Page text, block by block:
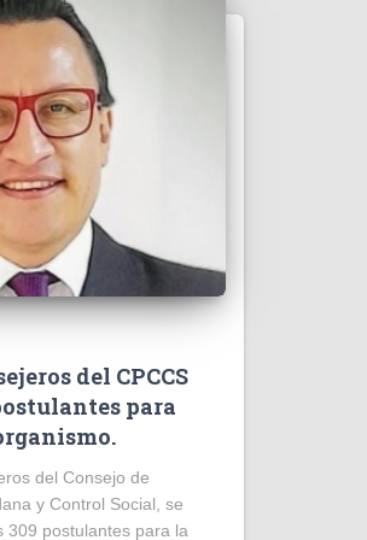
del CPCCS
para
del Consejo de
y Control Social, se
309 postulantes para la